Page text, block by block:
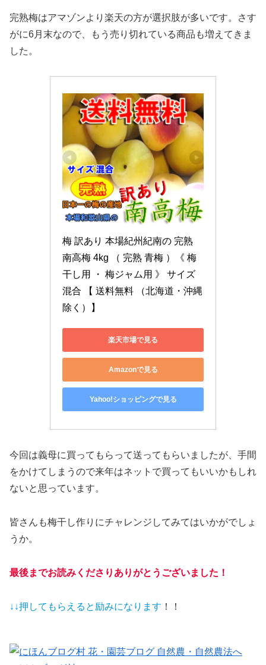
完熟梅はアマゾンより楽天の方が選択肢が多いです。さす
がに6月末なので、もう売り切れている商品も増えてきま
した。
梅 訳あり 本場紀州紀南の 完熟
南高梅 4kg （ 完熟 青梅 ）《 梅
干し用 ・ 梅ジャム用 》 サイズ
混合 【 送料無料 （北海道・沖縄
除く）】
楽天市場で見る
Amazonで見る
Yahoo!ショッピングで見る
今回は義母に買ってもらって送ってもらいましたが、手間
をかけてしまうので来年はネットで買ってもいいかもしれ
ないと思っています。
皆さんも梅干し作りにチャレンジしてみてはいかがでしょ
うか。
最後までお読みくださりありがとうございました！
↓↓押してもらえると 励みになります ！！